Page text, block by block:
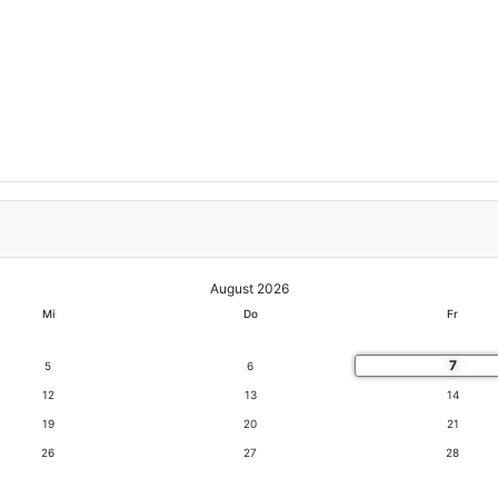
August 2026
Mi Do Fr
5 6 7
12 13 14
19 20 21
26 27 28